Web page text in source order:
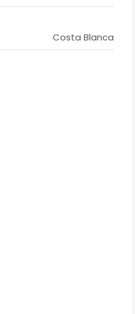
Costa Blanca